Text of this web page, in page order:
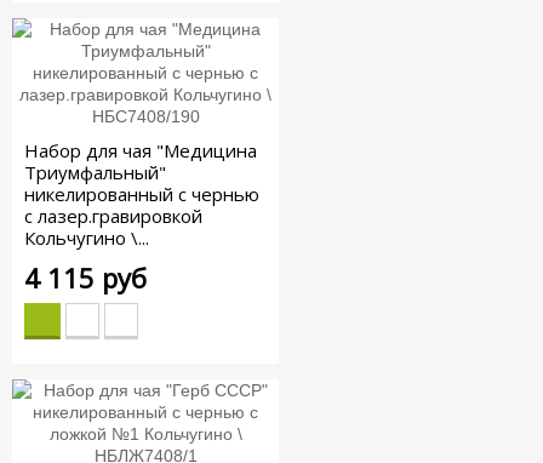
Набор для чая "Медицина
Триумфальный"
никелированный с чернью
с лазер.гравировкой
Кольчугино \...
4 115 руб